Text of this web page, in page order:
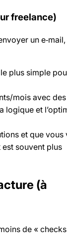
freelance)
un e‑mail,
plus simple
mois avec des
et
et que vous
souvent plus
(à
de «